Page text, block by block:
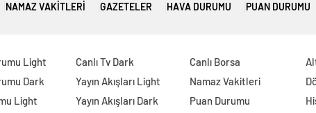
NAMAZ VAKITLERI GAZETELER HAVA DURUMU PUAN DURUMU
Light
Dark
Light
Canlı Tv Dark
Yayın Akışları Light
Yayın Akışları Dark
Canlı Borsa
Namaz Vakitleri
Puan Durumu